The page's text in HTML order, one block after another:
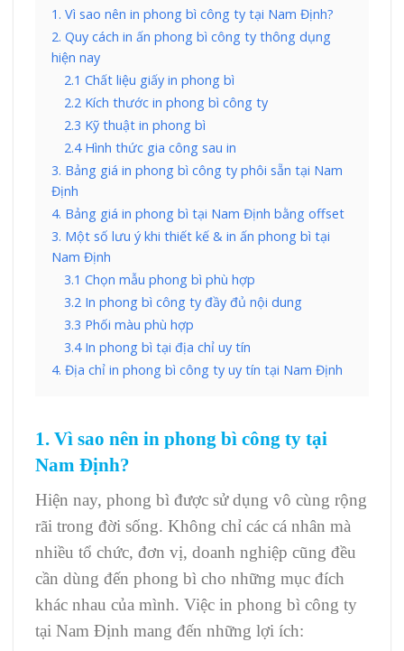
1. Vì sao nên in phong bì công ty tại Nam Định?
2. Quy cách in ấn phong bì công ty thông dụng
hiện nay
2.1 Chất liệu giấy in phong bì
2.2 Kích thước in phong bì công ty
2.3 Kỹ thuật in phong bì
2.4 Hình thức gia công sau in
3. Bảng giá in phong bì công ty phôi sẵn tại Nam
Định
4. Bảng giá in phong bì tại Nam Định bằng offset
3. Một số lưu ý khi thiết kế & in ấn phong bì tại
Nam Định
3.1 Chọn mẫu phong bì phù hợp
3.2 In phong bì công ty đầy đủ nội dung
3.3 Phối màu phù hợp
3.4 In phong bì tại địa chỉ uy tín
4. Địa chỉ in phong bì công ty uy tín tại Nam Định
1. Vì sao nên in phong bì công ty tại
Nam Định?
Hiện nay, phong bì được sử dụng vô cùng rộng
rãi trong đời sống. Không chỉ các cá nhân mà
nhiều tổ chức, đơn vị, doanh nghiệp cũng đều
cần dùng đến phong bì cho những mục đích
khác nhau của mình. Việc in phong bì công ty
tại Nam Định mang đến những lợi ích: